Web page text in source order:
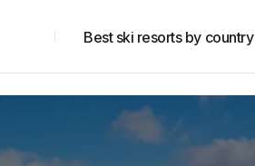
Best ski resorts by country